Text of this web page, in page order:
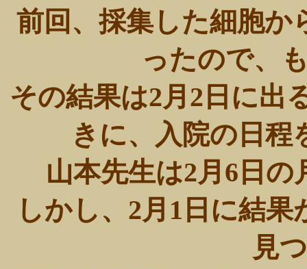
前回、採集した細胞か
ったので、
その結果は2月2日に出
きに、入院の日
山本先生は2月6日
しかし、2月1日に結
見